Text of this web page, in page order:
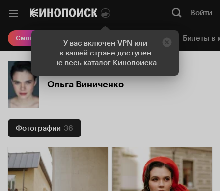
У вас включен VPN или
в вашей стране доступен
не весь каталог Кинопоиска
Войти
Смотреть кино Онлайн-кинотеатр Билеты в
Ольга Виниченко
Фотографии 36